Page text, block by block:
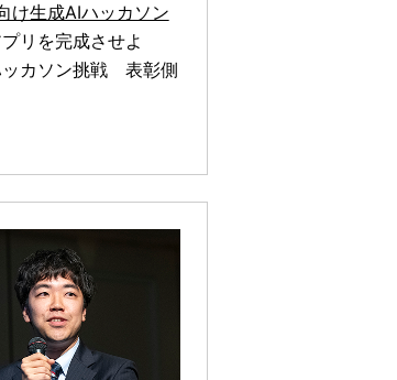
け生成AIハッカソン
リを完成させよ
ッカソン挑戦 表彰側